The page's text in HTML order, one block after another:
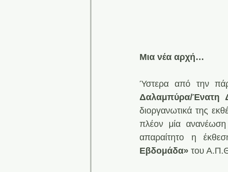
Μια νέα αρχή…
Ύστερα από την
Δαλαμπύρα/Ένατη
διοργανωτικά της
πλέον μία
απαραίτητο η
Εβδομάδα» του